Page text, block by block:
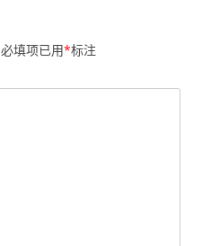
必填项已用*标注